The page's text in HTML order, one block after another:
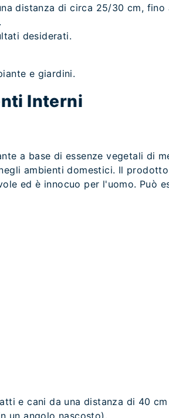
distanza di circa 25/30 cm,
desiderati.
e giardini.
Interni
a base di essenze vegetali di
ambienti domestici. Il
ed è innocuo per l'uomo. Può
e cani da una distanza di 40
un angolo nascosto).